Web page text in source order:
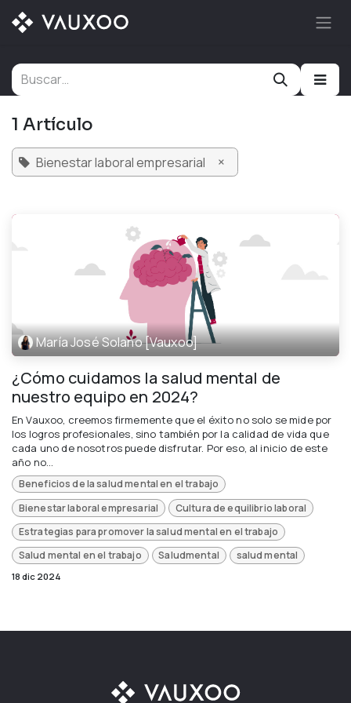
Ir al contenido
1 Artículo
Bienestar laboral empresarial ×
María José Solano [Vauxoo]
¿Cómo cuidamos la salud mental de
nuestro equipo en 2024?
En Vauxoo, creemos firmemente que el éxito no solo se mide por
los logros profesionales, sino también por la calidad de vida que
cada uno de nosotros puede disfrutar. Por eso, al inicio de este
año no...
Beneficios de la salud mental en el trabajo
Bienestar laboral empresarial
Cultura de equilibrio laboral
Estrategias para promover la salud mental en el trabajo
Salud mental en el trabajo
Saludmental salud mental
18 dic 2024